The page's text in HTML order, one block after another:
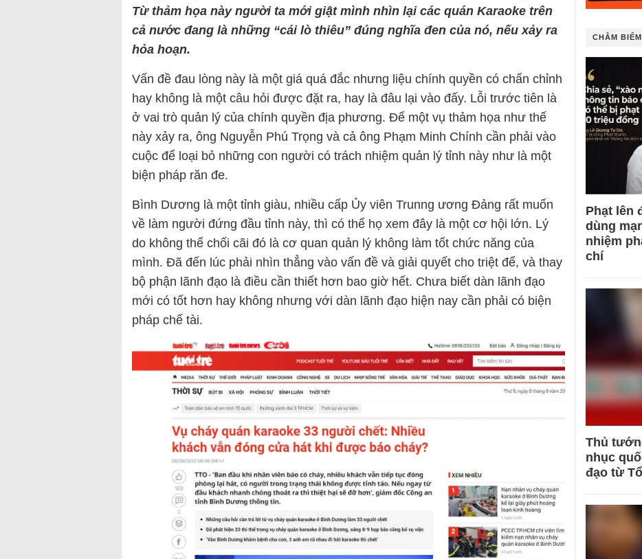
Từ thảm họa này người ta mới giật mình nhìn lại các quán Karaoke trên
cả nước đang là những “cái lò thiêu” đúng nghĩa đen của nó, nếu xảy ra
hỏa hoạn.
Vấn đề đau lòng này là một giá quá đắc nhưng liệu chính quyền có chấn chỉnh
hay không là một câu hỏi được đặt ra, hay là đâu lại vào đấy. Lỗi trước tiên là
ở vai trò quản lý của chính quyền địa phương. Để một vụ thảm họa như thế
này xảy ra, ông Nguyễn Phú Trọng và cả ông Phạm Minh Chính cần phải vào
cuộc để loại bỏ những con người có trách nhiệm quản lý tỉnh này như là một
biện pháp răn đe.
Bình Dương là một tỉnh giàu, nhiều cấp Ủy viên Trunng ương Đảng rất muốn
về làm người đứng đầu tỉnh này, thì có thể họ xem đây là một cơ hội lớn. Lý
do không thể chối cãi đó là cơ quan quản lý không làm tốt chức năng của
mình. Đã đến lúc phải nhìn thẳng vào vấn đề và giải quyết cho triệt để, và thay
bộ phận lãnh đạo là điều cần thiết hơn bao giờ hết. Chưa biết dàn lãnh đạo
mới có tốt hơn hay không nhưng với dàn lãnh đạo hiện nay cần phải có biện
pháp chế tài.
CHÂM BIẾM
Phạt lên
dùng
nhiệm
chí
Thủ
nhục
đạo từ